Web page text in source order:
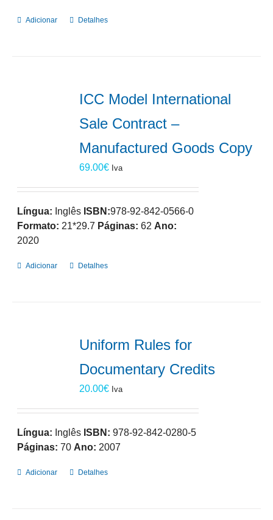
Adicionar Detalhes
ICC Model International
Sale Contract –
Manufactured Goods Copy
69.00€ Iva
Língua: Inglês ISBN:978-92-842-0566-0
Formato: 21*29.7 Páginas: 62 Ano:
2020
Adicionar Detalhes
Uniform Rules for
Documentary Credits
20.00€ Iva
Língua: Inglês ISBN: 978-92-842-0280-5
Páginas: 70 Ano: 2007
Adicionar Detalhes